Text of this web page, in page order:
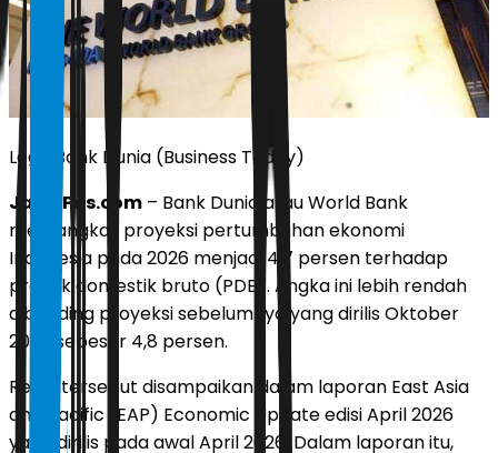
Logo Bank Dunia (Business Today)
JawaPos.com – Bank Dunia atau World Bank
memangkas proyeksi pertumbuhan ekonomi
Indonesia pada 2026 menjadi 4,7 persen terhadap
produk domestik bruto (PDB). Angka ini lebih rendah
dibanding proyeksi sebelumnya yang dirilis Oktober
2025 sebesar 4,8 persen.
Revisi tersebut disampaikan dalam laporan East Asia
and Pacific (EAP) Economic Update edisi April 2026
yang dirilis pada awal April 2026. Dalam laporan itu,